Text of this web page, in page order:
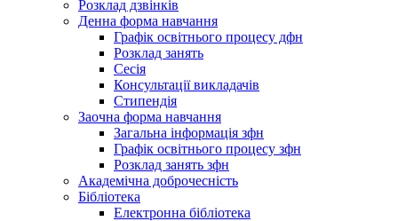
Розклад дзвінків
Денна форма навчання
Графік освітнього процесу дфн
Розклад занять
Сесія
Консультації викладачів
Стипендія
Заочна форма навчання
Загальна інформація зфн
Графік освітнього процесу зфн
Розклад занять зфн
Академічна доброчесність
Бібліотека
Електронна бібліотека